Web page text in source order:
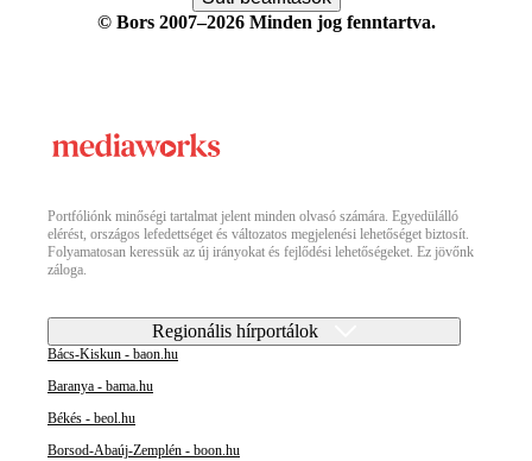
© Bors 2007–2026 Minden jog fenntartva.
Portfóliónk minőségi tartalmat jelent minden olvasó számára. Egyedülálló
elérést, országos lefedettséget és változatos megjelenési lehetőséget biztosít.
Folyamatosan keressük az új irányokat és fejlődési lehetőségeket. Ez jövőnk
záloga.
Regionális hírportálok
Bács-Kiskun - baon.hu
Baranya - bama.hu
Békés - beol.hu
Borsod-Abaúj-Zemplén - boon.hu